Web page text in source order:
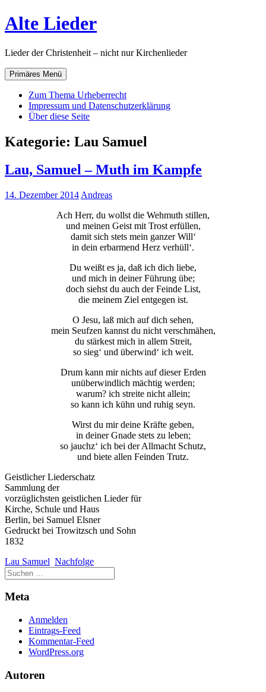
Zum
Inhalt
Alte Lieder
Lieder der Christenheit – nicht nur Kirchenlieder
Primäres Menü
Zum Thema Urheberrecht
Impressum und Datenschutzerklärung
Über diese Seite
Kategorie: Lau Samuel
Lau, Samuel – Muth im Kampfe
14. Dezember 2014 Andreas
Ach Herr, du wollst die Wehmuth stillen,
und meinen Geist mit Trost erfüllen,
damit sich stets mein ganzer Will‘
in dein erbarmend Herz verhüll‘.
Du weißt es ja, daß ich dich liebe,
und mich in deiner Führung übe;
doch siehst du auch der Feinde List,
die meinem Ziel entgegen ist.
O Jesu, laß mich auf dich sehen,
mein Seufzen kannst du nicht verschmähen,
du stärkest mich in allem Streit,
so sieg‘ und überwind‘ ich weit.
Drum kann mir nichts auf dieser Erden
unüberwindlich mächtig werden;
warum? ich streite nicht allein;
so kann ich kühn und ruhig seyn.
Wirst du mir deine Kräfte geben,
in deiner Gnade stets zu leben;
so jauchz‘ ich bei der Allmacht Schutz,
und biete allen Feinden Trutz.
Geistlicher Liederschatz
Sammlung der
vorzüglichsten geistlichen Lieder für
Kirche, Schule und Haus
Berlin, bei Samuel Elsner
Gedruckt bei Trowitzsch und Sohn
1832
Lau Samuel Nachfolge
Meta
Anmelden
Eintrags-Feed
Kommentar-Feed
WordPress.org
Autoren